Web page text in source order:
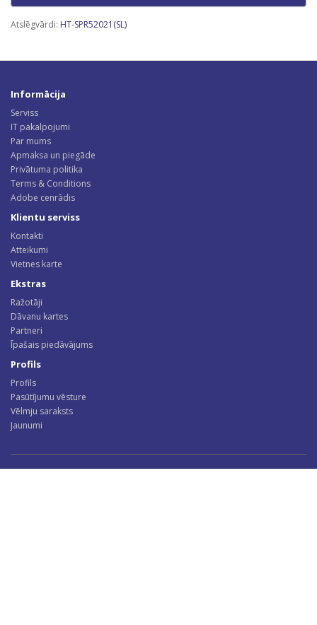
Atslēgvārdi: HT-SPR52021(SL)
Informācija
Serviss
IT pakalpojumi
Par mums
Apmaksa un piegāde
Privātuma politika
Terms & Conditions
Adobe cenrādis
Klientu serviss
Kontakti
Atteikumi
Vietnes karte
Ekstras
Ražotāji
Dāvanu kartes
Partneri
Īpašais piedāvājums
Profils
Profils
Pasūtījumu vēsture
Vēlmju saraksts
Jaunumi